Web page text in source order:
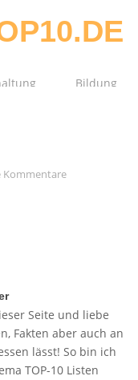
Bildung
Kommentare
Seite und liebe
Fakten aber auch an
lässt! So bin ich
TOP-10 Listen